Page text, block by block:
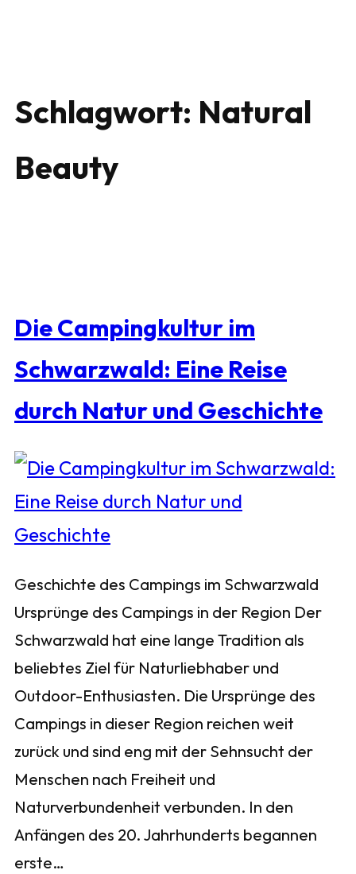
Schlagwort: Natural
Beauty
Die Campingkultur im
Schwarzwald: Eine Reise
durch Natur und Geschichte
Geschichte des Campings im Schwarzwald
Ursprünge des Campings in der Region Der
Schwarzwald hat eine lange Tradition als
beliebtes Ziel für Naturliebhaber und
Outdoor-Enthusiasten. Die Ursprünge des
Campings in dieser Region reichen weit
zurück und sind eng mit der Sehnsucht der
Menschen nach Freiheit und
Naturverbundenheit verbunden. In den
Anfängen des 20. Jahrhunderts begannen
erste…